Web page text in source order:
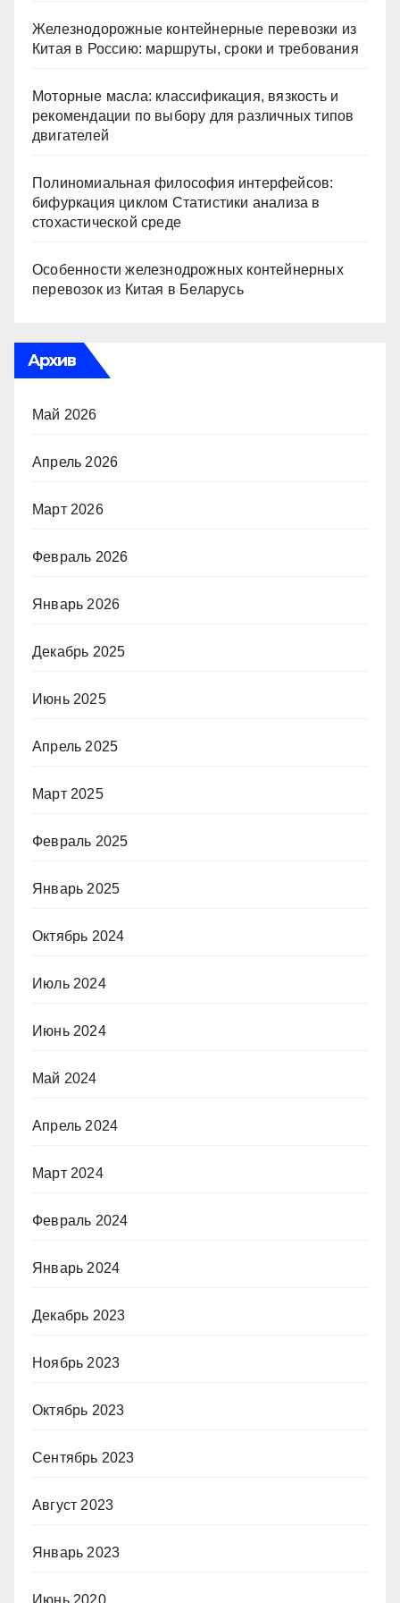
Железнодорожные контейнерные перевозки из
Китая в Россию: маршруты, сроки и требования
Моторные масла: классификация, вязкость и
рекомендации по выбору для различных типов
двигателей
Полиномиальная философия интерфейсов:
бифуркация циклом Статистики анализа в
стохастической среде
Особенности железнодрожных контейнерных
перевозок из Китая в Беларусь
Архив
Май 2026
Апрель 2026
Март 2026
Февраль 2026
Январь 2026
Декабрь 2025
Июнь 2025
Апрель 2025
Март 2025
Февраль 2025
Январь 2025
Октябрь 2024
Июль 2024
Июнь 2024
Май 2024
Апрель 2024
Март 2024
Февраль 2024
Январь 2024
Декабрь 2023
Ноябрь 2023
Октябрь 2023
Сентябрь 2023
Август 2023
Январь 2023
Июнь 2020